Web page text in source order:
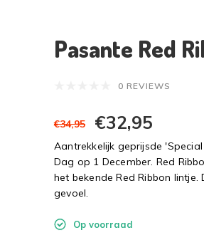
Pasante Red
0 REVIEWS
€34,95 €32,95
Aantrekkelijk geprijsde
Dag op 1 December. Red
het bekende Red Ribbon
gevoel.
Op voorraad